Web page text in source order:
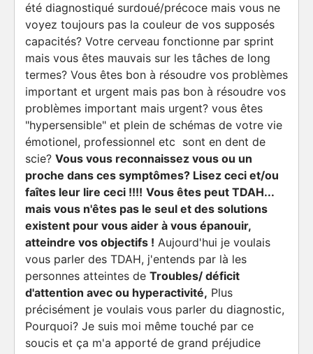
été diagnostiqué surdoué/précoce mais vous ne
voyez toujours pas la couleur de vos supposés
capacités? Votre cerveau fonctionne par sprint
mais vous êtes mauvais sur les tâches de long
termes? Vous êtes bon à résoudre vos problèmes
important et urgent mais pas bon à résoudre vos
problèmes important mais urgent? vous êtes
"hypersensible" et plein de schémas de votre vie
émotionel, professionnel etc sont en dent de
scie? Vous vous reconnaissez vous ou un
proche dans ces symptômes? Lisez ceci et/ou
faîtes leur lire ceci !!!! Vous êtes peut TDAH...
mais vous n'êtes pas le seul et des solutions
existent pour vous aider à vous épanouir,
atteindre vos objectifs ! Aujourd'hui je voulais
vous parler des TDAH, j'entends par là les
personnes atteintes de Troubles/ déficit
d'attention avec ou hyperactivité, Plus
précisément je voulais vous parler du diagnostic,
Pourquoi? Je suis moi même touché par ce
soucis et ça m'a apporté de grand préjudice